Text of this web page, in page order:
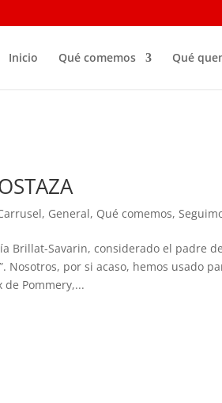
Inicio Qué comemos Qué
, General, Qué comemos,
Brillat-Savarin, considerado el padre
Nosotros, por si acaso, hemos usado
Pommery,...